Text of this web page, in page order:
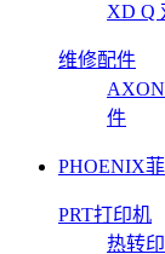
XD Q
维修配件
件
PHOENIX
PRT打印机
热转